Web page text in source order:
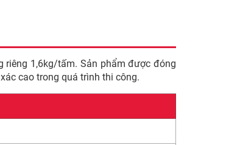
riêng 1,6kg/tấm. Sản phẩm được đóng
cao trong quá trình thi công.